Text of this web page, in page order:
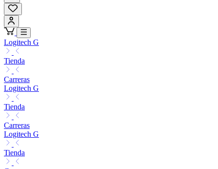
Logitech G
Tienda
Carreras
Logitech G
Tienda
Carreras
Logitech G
Tienda